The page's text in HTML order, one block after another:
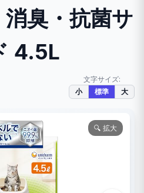
臭・抗菌サ
4.5L
文字サイズ:
小 標準 大
🔍 拡大